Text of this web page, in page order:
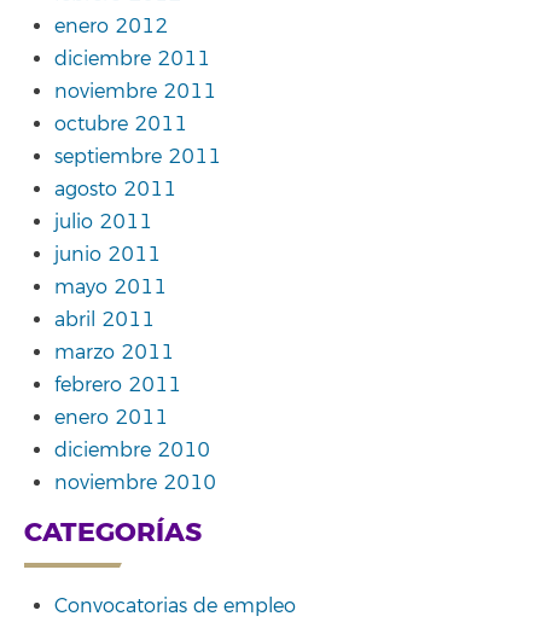
enero 2012
diciembre 2011
noviembre 2011
octubre 2011
septiembre 2011
agosto 2011
julio 2011
junio 2011
mayo 2011
abril 2011
marzo 2011
febrero 2011
enero 2011
diciembre 2010
noviembre 2010
CATEGORÍAS
Convocatorias de empleo